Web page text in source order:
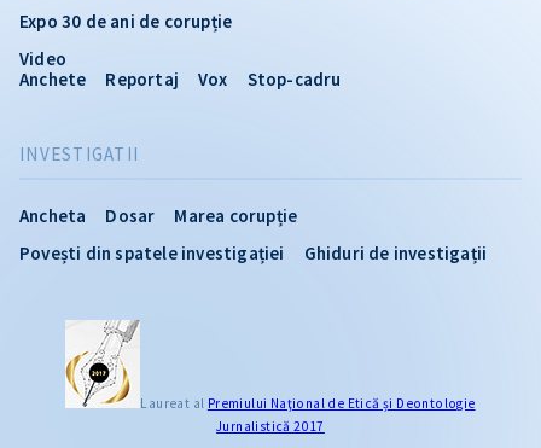
INVESTIGATII
Ancheta Dosar
Marea corupție
Povești din spatele investigației
Ghiduri de investigații
Expo 30 de ani de corupție
Video
Anchete
Reportaj Vox Stop-cadru
Laureat al Premiului Naţional de Etică și Deontologie
Jurnalistică 2017